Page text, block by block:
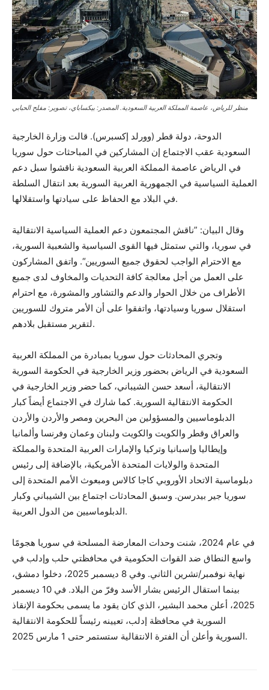
منظر للرياض، عاصمة المملكة العربية السعودية. المصدر: بيكساباي، تصوير: مفلح الحبابي
الدوحة، دولة قطر (وورلد إكسبرس). قالت وزارة الخارجية
السعودية عقب الاجتماع إن المشاركين في المباحثات حول سوريا
في الرياض عاصمة المملكة العربية السعودية ناقشوا سبل دعم
العملية السياسية في الجمهورية العربية السورية بعد انتقال السلطة
في البلاد مع الحفاظ على سيادتها واستقلالها.
وقال البيان: ”ناقش المجتمعون دعم العملية السياسية الانتقالية
في سوريا، والتي ستمثل فيها القوى السياسية والشعبية السورية،
مع الاحترام الواجب لحقوق جميع السوريين“. واتفق المشاركون
على العمل من أجل معالجة كافة التحديات والمخاوف لدى جميع
الأطراف من خلال الحوار والدعم والتشاور والمشورة، مع احترام
استقلال سوريا وسيادتها، واتفقوا على أن الأمر متروك للسوريين
لتقرير مستقبل بلادهم.
وتجري المحادثات حول سوريا بمبادرة من المملكة العربية
السعودية في الرياض بحضور وزير الخارجية في الحكومة السورية
الانتقالية، أسعد حسن الشيباني، كما حضر وزير الخارجية في
الحكومة الانتقالية السورية. كما شارك في الاجتماع أيضاً كبار
الدبلوماسيين والمسؤولين من البحرين ومصر والأردن والأردن
والعراق وقطر والكويت والكويت ولبنان وعمان وفرنسا وألمانيا
وإيطاليا وإسبانيا وتركيا والإمارات العربية المتحدة والمملكة
المتحدة والولايات المتحدة الأمريكية، بالإضافة إلى رئيس
دبلوماسية الاتحاد الأوروبي كاجا كالاس ومبعوث الأمم المتحدة إلى
سوريا جير بيدرسن. وسبق المحادثات اجتماع بين الشيباني وكبار
الدبلوماسيين من الدول العربية.
في عام 2024، شنت وحدات المعارضة المسلحة في سوريا هجومًا
واسع النطاق ضد القوات الحكومية في محافظتي حلب وإدلب في
نهاية نوفمبر/تشرين الثاني. وفي 8 ديسمبر 2025، دخلوا دمشق،
بينما استقال الرئيس بشار الأسد وفرّ من البلاد. في 10 ديسمبر
2025، أعلن محمد البشير، الذي كان يقود ما يسمى بحكومة الإنقاذ
السورية في محافظة إدلب، تعيينه رئيساً للحكومة الانتقالية
السورية وأعلن أن الفترة الانتقالية ستستمر حتى 1 مارس 2025.